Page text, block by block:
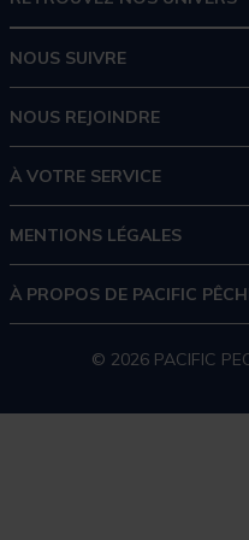
NOUS SUIVRE
NOUS REJOINDRE
À VOTRE SERVICE
MENTIONS LÉGALES
À PROPOS DE PACIFIC
© 2026 PACIFIC